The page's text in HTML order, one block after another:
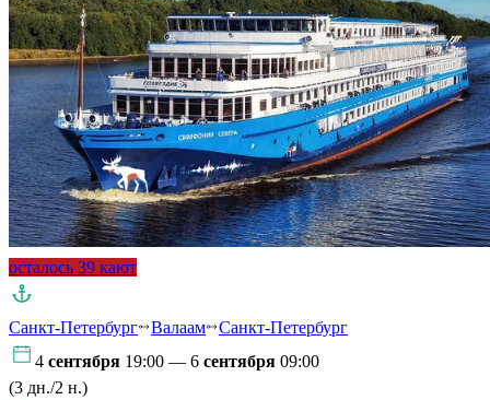
осталось 39 кают
Санкт-Петербург Валаам
Санкт-Петербург
4 сентября 19:00 — 6 сентября 09:00
(3 дн./2 н.)